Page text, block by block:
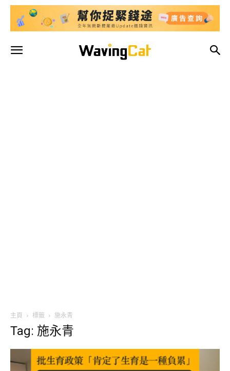
主頁 標籤 施永青
Tag: 施永青